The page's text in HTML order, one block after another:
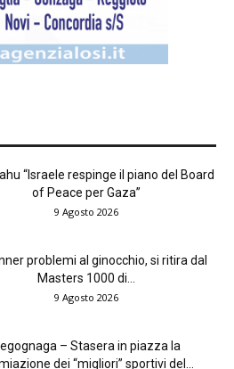
“Israele respinge il piano del Board
of Peace per Gaza”
9 Agosto 2026
problemi al ginocchio, si ritira dal
Masters 1000 di...
9 Agosto 2026
– Stasera in piazza la
dei “migliori” sportivi del...